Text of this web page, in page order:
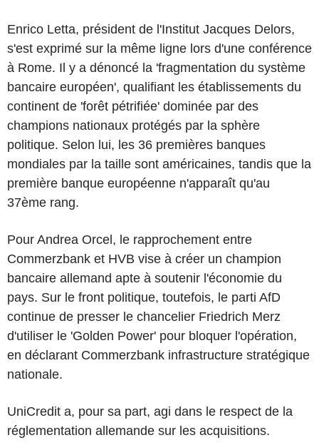
Enrico Letta, président de l'Institut Jacques Delors,
s'est exprimé sur la même ligne lors d'une conférence
à Rome. Il y a dénoncé la 'fragmentation du système
bancaire européen', qualifiant les établissements du
continent de 'forêt pétrifiée' dominée par des
champions nationaux protégés par la sphère
politique. Selon lui, les 36 premières banques
mondiales par la taille sont américaines, tandis que la
première banque européenne n'apparaît qu'au
37ème rang.
Pour Andrea Orcel, le rapprochement entre
Commerzbank et HVB vise à créer un champion
bancaire allemand apte à soutenir l'économie du
pays. Sur le front politique, toutefois, le parti AfD
continue de presser le chancelier Friedrich Merz
d'utiliser le 'Golden Power' pour bloquer l'opération,
en déclarant Commerzbank infrastructure stratégique
nationale.
UniCredit a, pour sa part, agi dans le respect de la
réglementation allemande sur les acquisitions.